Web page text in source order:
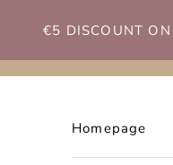
€5 DISCOUNT
Homepage